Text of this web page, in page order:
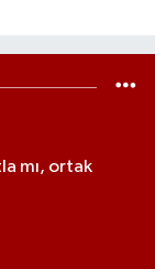
mı, ortak